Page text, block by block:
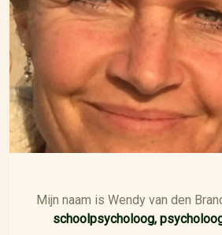
Mijn naam is Wendy van den
schoolpsycholoog,